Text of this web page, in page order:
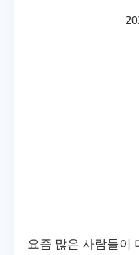
요즘 많은 사람들이